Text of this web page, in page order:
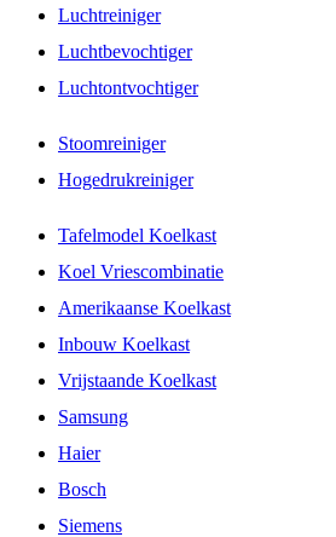
Luchtreiniger
Luchtbevochtiger
Luchtontvochtiger
Stoomreiniger
Hogedrukreiniger
Tafelmodel Koelkast
Koel Vriescombinatie
Amerikaanse Koelkast
Inbouw Koelkast
Vrijstaande Koelkast
Samsung
Haier
Bosch
Siemens